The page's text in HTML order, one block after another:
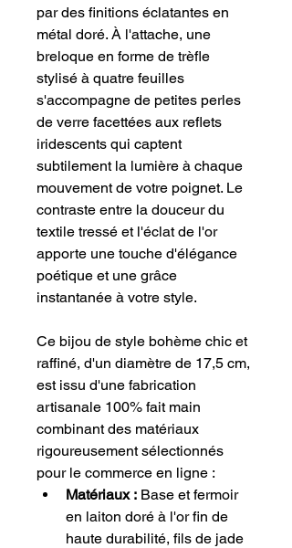
par des finitions éclatantes en
métal doré. À l'attache, une
breloque en forme de trèfle
stylisé à quatre feuilles
s'accompagne de petites perles
de verre facettées aux reflets
iridescents qui captent
subtilement la lumière à chaque
mouvement de votre poignet. Le
contraste entre la douceur du
textile tressé et l'éclat de l'or
apporte une touche d'élégance
poétique et une grâce
instantanée à votre style.
​Ce bijou de style bohème chic et
raffiné, d'un diamètre de 17,5 cm,
est issu d'une fabrication
artisanale 100% fait main
combinant des matériaux
rigoureusement sélectionnés
pour le commerce en ligne :
Matériaux : Base et fermoir
en laiton doré à l'or fin de
haute durabilité, fils de jade